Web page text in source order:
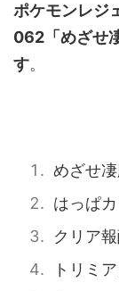
ポケモンレジ
062「めざせ
す。
めざせ
はっぱ
クリア
トリミ